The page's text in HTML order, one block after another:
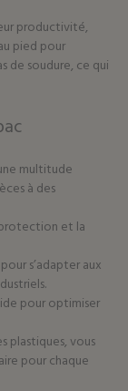
productivité,
pied pour
de soudure, ce qui
multitude
à des
et la
s’adapter aux
pour optimiser
plastiques, vous
pour chaque